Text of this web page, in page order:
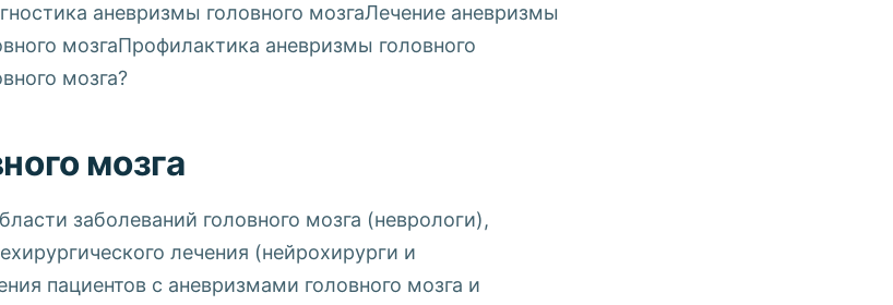
аневризмы головного мозгаЛечение аневризмы
мозгаПрофилактика аневризмы головного
мозга?
мозга
заболеваний головного мозга (неврологи),
лечения (нейрохирурги и
пациентов с аневризмами головного мозга и